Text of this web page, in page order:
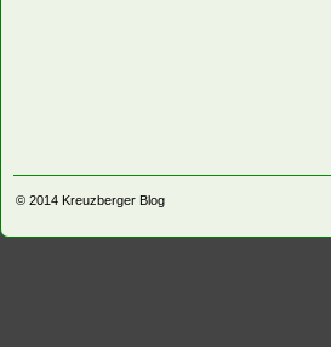
© 2014 Kreuzberger Blog